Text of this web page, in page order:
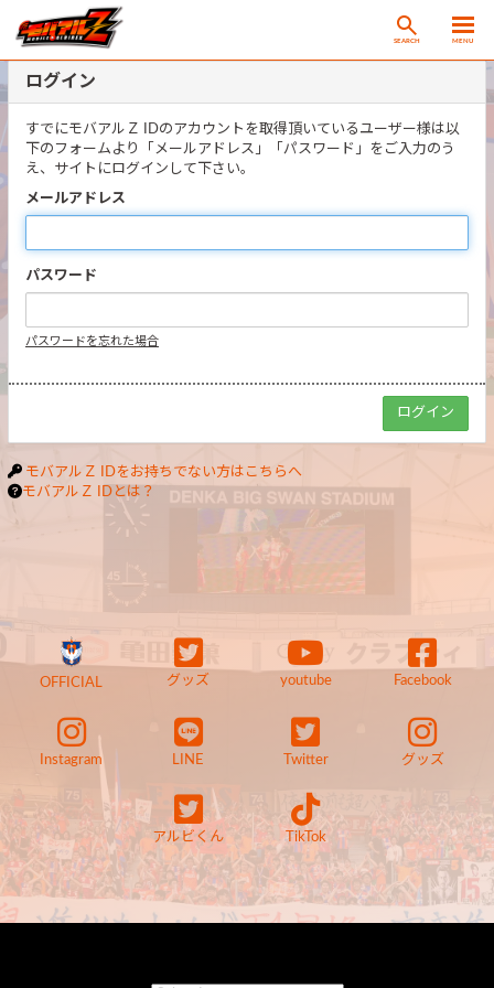
SEARCH MENU
ログイン
すでにモバアルＺ IDのアカウントを取得頂いているユーザー様は以
下のフォームより「メールアドレス」「パスワード」をご入力のう
え、サイトにログインして下さい。
メールアドレス
パスワード
パスワードを忘れた場合
モバアルＺ IDをお持ちでない方はこちらへ
モバアルＺ IDとは？
OFFICIAL グッズ youtube Facebook
Instagram LINE Twitter グッズ
アルビくん TikTok